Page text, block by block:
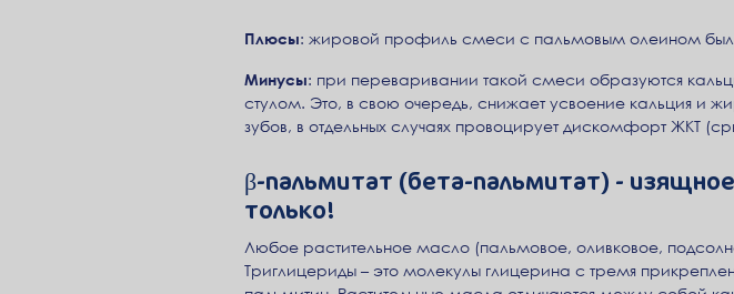
Плюсы: жировой профиль смеси с пальмовым олеином
Минусы: при переваривании такой смеси образуются
стулом. Это, в свою очередь, снижает усвоение кальция и
зубов, в отдельных случаях провоцирует дискомфорт ЖКТ
β-пальмитат (бета-пальмитат) -
только!
Любое растительное масло (пальмовое, оливковое,
Триглицериды – это молекулы глицерина с тремя